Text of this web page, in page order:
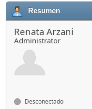
Resumen
Renata Arzani
Administrator
Desconectado